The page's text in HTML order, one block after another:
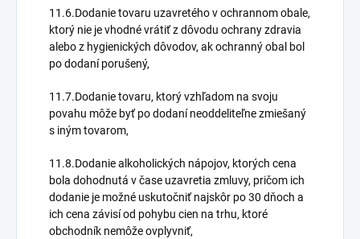
11.6.Dodanie tovaru uzavretého v ochrannom obale,
ktorý nie je vhodné vrátiť z dôvodu ochrany zdravia
alebo z hygienických dôvodov, ak ochranný obal bol
po dodaní porušený,
11.7.Dodanie tovaru, ktorý vzhľadom na svoju
povahu môže byť po dodaní neoddeliteľne zmiešaný
s iným tovarom,
11.8.Dodanie alkoholických nápojov, ktorých cena
bola dohodnutá v čase uzavretia zmluvy, pričom ich
dodanie je možné uskutočniť najskôr po 30 dňoch a
ich cena závisí od pohybu cien na trhu, ktoré
obchodník nemôže ovplyvniť,